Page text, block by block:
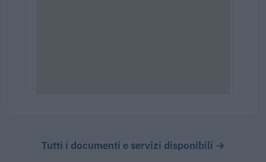
Tutti i documenti e servizi disponibili →